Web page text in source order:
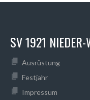
SV 1921 NIEDER-
Ausrüstung
Festjahr
Impressum